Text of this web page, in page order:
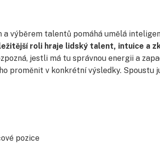
výběrem talentů pomáhá umělá
roli hraje lidský talent, intuice a
jestli má tu správnou energii a
proměnit v konkrétní výsledky. Spoustu
pozice